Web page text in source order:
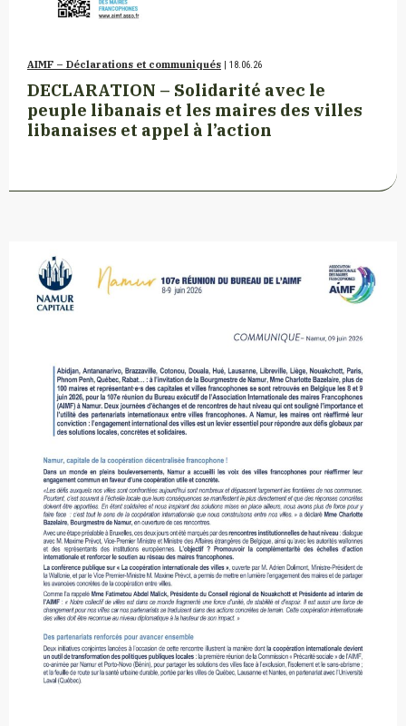
AIMF – Déclarations et communiqués | 18.06.26
DECLARATION – Solidarité avec le
peuple libanais et les maires des villes
libanaises et appel à l’action